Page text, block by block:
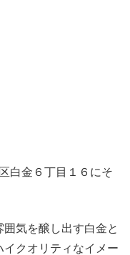
白金６丁目１６にそ
気を醸し出す白金と
クオリティなイメー